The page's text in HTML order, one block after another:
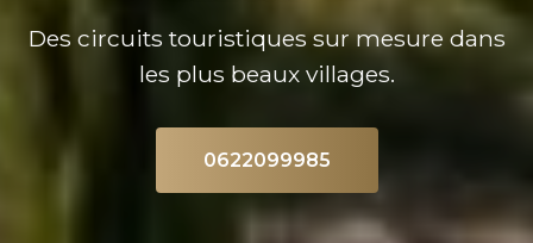
Des circuits touristiques sur mesure dans
les plus beaux villages.
0622099985